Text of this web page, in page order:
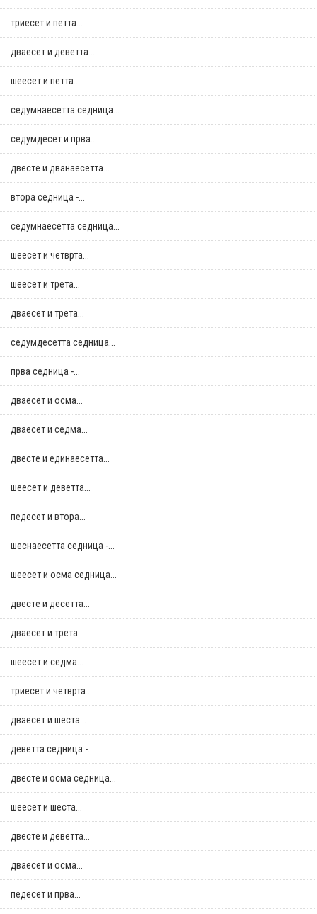
триесет и петта...
дваесет и деветта...
шеесет и петта...
седумнаесетта седница...
седумдесет и прва...
двестe и дванаесетта...
втора седница -...
седумнаесетта седница...
шеесет и четврта...
шеесет и трета...
дваесет и трета...
седумдесетта седница...
прва седница -...
дваесет и осма...
дваесет и седма...
двестe и единаесетта...
шеесет и деветта...
педесет и втора...
шеснаесетта седница -...
шеесет и осма седница...
двестe и десетта...
дваесет и трета...
шеесет и седма...
триесет и четврта...
дваесет и шеста...
деветта седница -...
двестe и осма седница...
шеесет и шеста...
двестe и деветта...
дваесет и осма...
педесет и прва...